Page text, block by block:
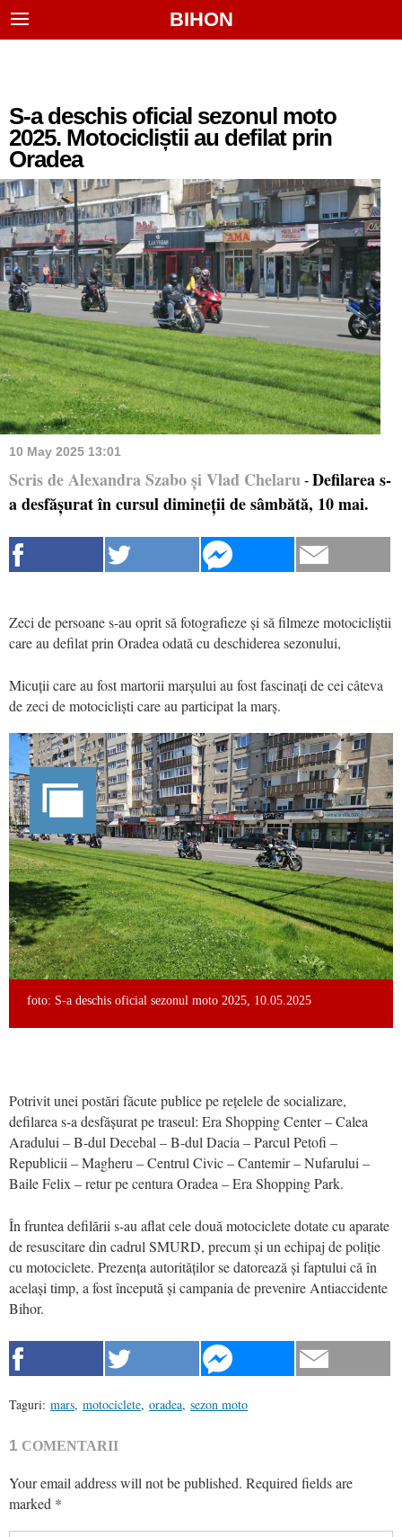
BIHON
S-a deschis oficial sezonul moto
2025. Motocicliștii au defilat prin
Oradea
10 May 2025 13:01
Scris de Alexandra Szabo și Vlad Chelaru - Defilarea s-
a desfășurat în cursul dimineții de sâmbătă, 10 mai.
Zeci de persoane s-au oprit să fotografieze și să filmeze motocicliștii
care au defilat prin Oradea odată cu deschiderea sezonului,
Micuții care au fost martorii marșului au fost fascinați de cei câteva
de zeci de motocicliști care au participat la marș.
foto: S-a deschis oficial sezonul moto 2025, 10.05.2025
Potrivit unei postări făcute publice pe rețelele de socializare,
defilarea s-a desfășurat pe traseul: Era Shopping Center – Calea
Aradului – B-dul Decebal – B-dul Dacia – Parcul Petofi –
Republicii – Magheru – Centrul Civic – Cantemir – Nufarului –
Baile Felix – retur pe centura Oradea – Era Shopping Park.
În fruntea defilării s-au aflat cele două motociclete dotate cu aparate
de resuscitare din cadrul SMURD, precum și un echipaj de poliție
cu motociclete. Prezența autorităților se datorează și faptului că în
același timp, a fost începută și campania de prevenire Antiaccidente
Bihor.
Taguri: mars, motociclete, oradea, sezon moto
1 COMENTARII
Your email address will not be published. Required fields are
marked *